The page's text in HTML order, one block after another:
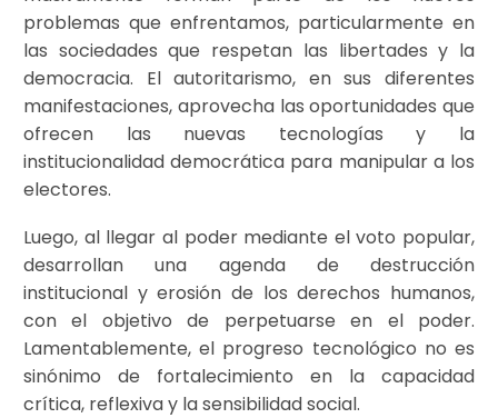
problemas que enfrentamos, particularmente en
las sociedades que respetan las libertades y la
democracia. El autoritarismo, en sus diferentes
manifestaciones, aprovecha las oportunidades que
ofrecen las nuevas tecnologías y la
institucionalidad democrática para manipular a los
electores.
Luego, al llegar al poder mediante el voto popular,
desarrollan una agenda de destrucción
institucional y erosión de los derechos humanos,
con el objetivo de perpetuarse en el poder.
Lamentablemente, el progreso tecnológico no es
sinónimo de fortalecimiento en la capacidad
crítica, reflexiva y la sensibilidad social.